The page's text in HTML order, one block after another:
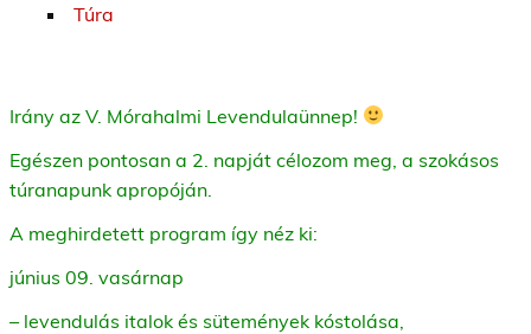
Túra
Irány az V. Mórahalmi Levendulaünnep!
Egészen pontosan a 2. napját célozom meg, a szokásos
túranapunk apropóján.
A meghirdetett program így néz ki:
június 09. vasárnap
– levendulás italok és sütemények kóstolása,